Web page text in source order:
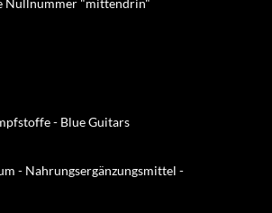
- Blue Guitars
- Nahrungsergänzungsmittel -